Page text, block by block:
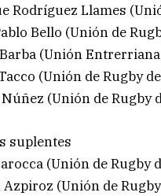
Rodríguez Llames
Bello (Unión de
(Unión
(Unión de Rugby
(Unión de Rugby
suplentes
(Unión de Rugby
(Unión de